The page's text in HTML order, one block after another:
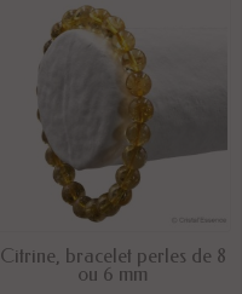
DISPONIBLE
Citrine, bracelet perles de 8
ou 6 mm